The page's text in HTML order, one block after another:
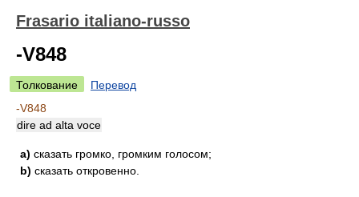
Frasario italiano-russo
-V848
Толкование
Перевод
-V848
dire ad alta voce
a) сказать громко, громким голосом;
b) сказать откровенно.